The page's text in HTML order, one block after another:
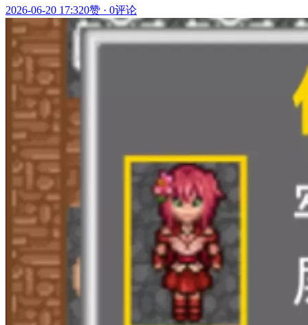
2026-06-20 17:320赞 · 0评论